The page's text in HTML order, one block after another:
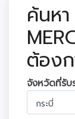
ค้นห
ต้อง
จังหวัดที่รับ